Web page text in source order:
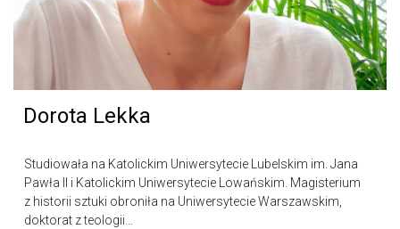
Dorota Lekka
Studiowała na Katolickim Uniwersytecie Lubelskim im. Jana
Pawła II i Katolickim Uniwersytecie Lowańskim. Magisterium
z historii sztuki obroniła na Uniwersytecie Warszawskim,
doktorat z teologii…